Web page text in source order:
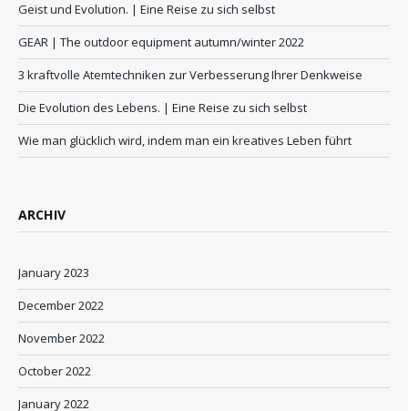
Geist und Evolution. | Eine Reise zu sich selbst
GEAR | The outdoor equipment autumn/winter 2022
3 kraftvolle Atemtechniken zur Verbesserung Ihrer Denkweise
Die Evolution des Lebens. | Eine Reise zu sich selbst
Wie man glücklich wird, indem man ein kreatives Leben führt
ARCHIV
January 2023
December 2022
November 2022
October 2022
January 2022